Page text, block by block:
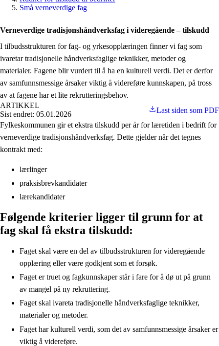
Små verneverdige fag
Verneverdige tradisjonshåndverksfag i videregående – tilskudd
I tilbudsstrukturen for fag- og yrkesopplæringen finner vi fag som
ivaretar tradisjonelle håndverksfaglige teknikker, metoder og
materialer. Fagene blir vurdert til å ha en kulturell verdi. Det er derfor
av samfunnsmessige årsaker viktig å videreføre kunnskapen, på tross
av at fagene har et lite rekrutteringsbehov.
ARTIKKEL
Sist endret: 05.01.2026
Last siden som PDF
Fylkeskommunen gir et ekstra tilskudd per år for læretiden i bedrift for
verneverdige tradisjonshåndverksfag. Dette gjelder når det tegnes
kontrakt med:
lærlinger
praksisbrevkandidater
lærekandidater
Følgende kriterier ligger til grunn for at
fag skal få ekstra tilskudd:
Faget skal være en del av tilbudsstrukturen for videregående
opplæring eller være godkjent som et forsøk.
Faget er truet og fagkunnskaper står i fare for å dø ut på grunn
av mangel på ny rekruttering.
Faget skal ivareta tradisjonelle håndverksfaglige teknikker,
materialer og metoder.
Faget har kulturell verdi, som det av samfunnsmessige årsaker er
viktig å videreføre.